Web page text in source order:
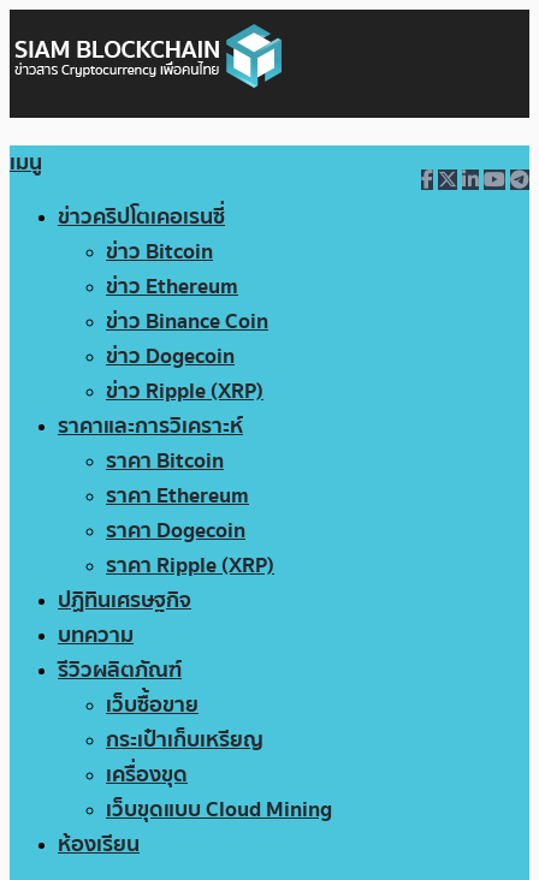
เมนู
ข่าวคริปโตเคอเรนซี่
ข่าว Bitcoin
ข่าว Ethereum
ข่าว Binance Coin
ข่าว Dogecoin
ข่าว Ripple (XRP)
ราคาและการวิเคราะห์
ราคา Bitcoin
ราคา Ethereum
ราคา Dogecoin
ราคา Ripple (XRP)
ปฏิทินเศรษฐกิจ
บทความ
รีวิวผลิตภัณฑ์
เว็บซื้อขาย
กระเป๋าเก็บเหรียญ
เครื่องขุด
เว็บขุดแบบ Cloud Mining
ห้องเรียน